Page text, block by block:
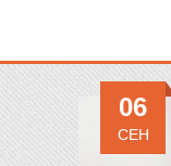
06
СЕН